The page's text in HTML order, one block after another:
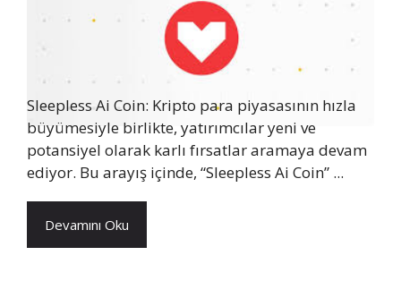
Sleepless Ai Coin: Kripto para piyasasının hızla
büyümesiyle birlikte, yatırımcılar yeni ve
potansiyel olarak karlı fırsatlar aramaya devam
ediyor. Bu arayış içinde, “Sleepless Ai Coin” ...
Devamını Oku